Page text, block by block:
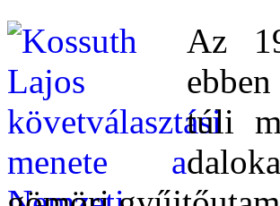
Az
túli